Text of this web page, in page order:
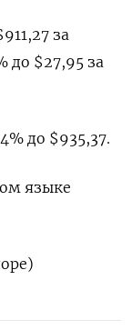
за
до $27,95​ за
до $935,37.
языке